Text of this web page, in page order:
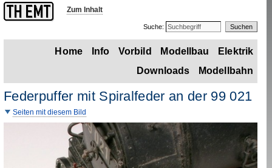
Zum Inhalt
Suche:
Home Info Vorbild Modellbau
Elektrik
Downloads
Modellbahn
Federpuffer mit Spiralfeder an der 99 021
Seiten mit diesem Bild